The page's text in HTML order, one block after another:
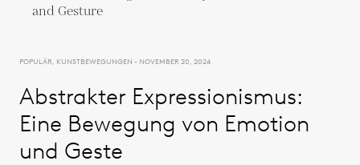
POPULÄR, KUNSTBEWEGUNGEN - NOVEMBER 20, 2024
Abstrakter Expressionismus:
Eine Bewegung von Emotion
und Geste